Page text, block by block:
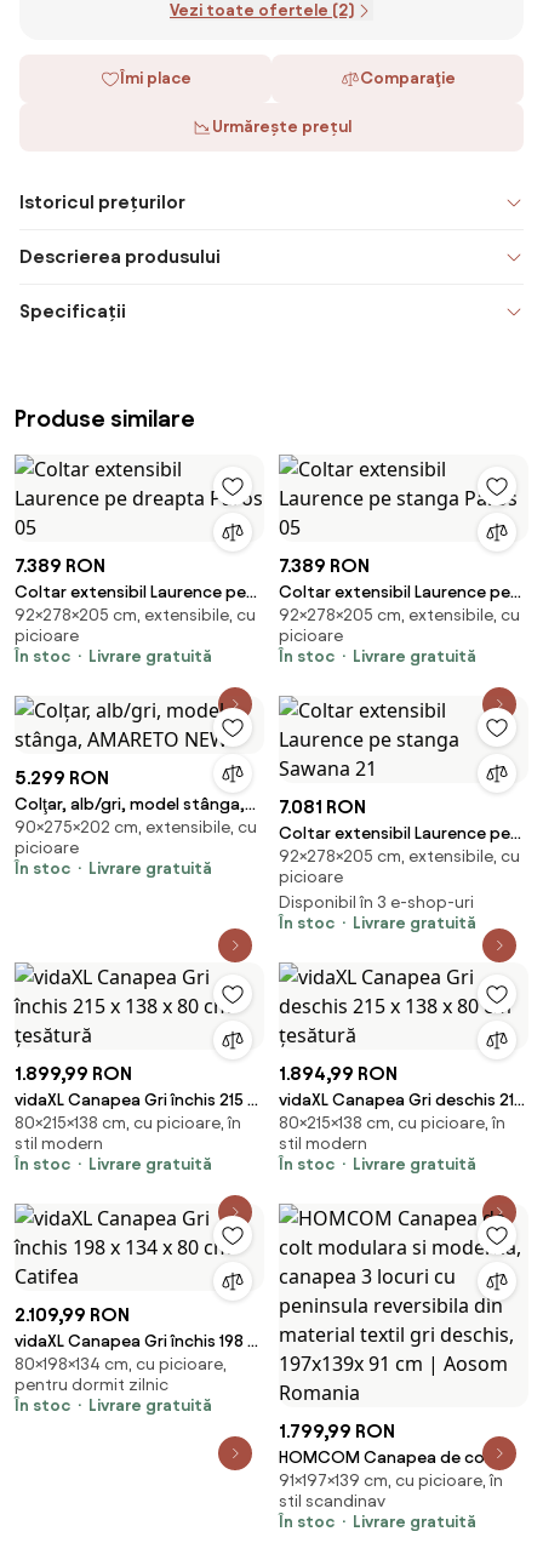
Vezi toate ofertele (2)
Îmi place Comparaţie
Urmărește prețul
Istoricul prețurilor
Descrierea produsului
Specificații
Produse similare
7.389 RON
Coltar extensibil Laurence pe
dreapta Paros 05
92×278×205 cm, extensibile, cu
picioare
În stoc
Livrare gratuită
7.389 RON
Coltar extensibil Laurence pe
stanga Paros 05
92×278×205 cm, extensibile, cu
picioare
În stoc
Livrare gratuită
5.299 RON
Colţar, alb/gri, model stânga,
AMARETO NEW
90×275×202 cm, extensibile, cu
picioare
În stoc
Livrare gratuită
7.081 RON
Coltar extensibil Laurence pe
stanga Sawana 21
92×278×205 cm, extensibile, cu
picioare
Disponibil în 3 e-shop-uri
În stoc
Livrare gratuită
1.899,99 RON
vidaXL Canapea Gri închis 215 x
138 x 80 cm țesătură
80×215×138 cm, cu picioare, în
stil modern
În stoc
Livrare gratuită
1.894,99 RON
vidaXL Canapea Gri deschis 215
x 138 x 80 cm țesătură
80×215×138 cm, cu picioare, în
stil modern
În stoc
Livrare gratuită
2.109,99 RON
vidaXL Canapea Gri închis 198 x
134 x 80 cm Catifea
80×198×134 cm, cu picioare,
pentru dormit zilnic
În stoc
Livrare gratuită
1.799,99 RON
HOMCOM Canapea de colt
modulara si moderna, canapea
3 locuri cu peninsula reversibila
din material textil gri deschis,
91×197×139 cm, cu picioare, în
stil scandinav
În stoc
Livrare gratuită